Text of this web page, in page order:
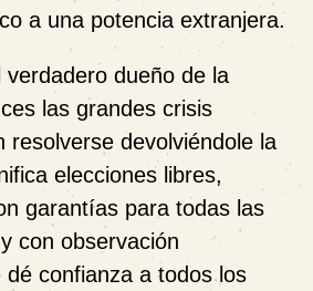
a una potencia extranjera.
verdadero dueño de la
las grandes crisis
resolverse devolviéndole la
elecciones libres,
garantías para todas las
con observación
dé confianza a todos los